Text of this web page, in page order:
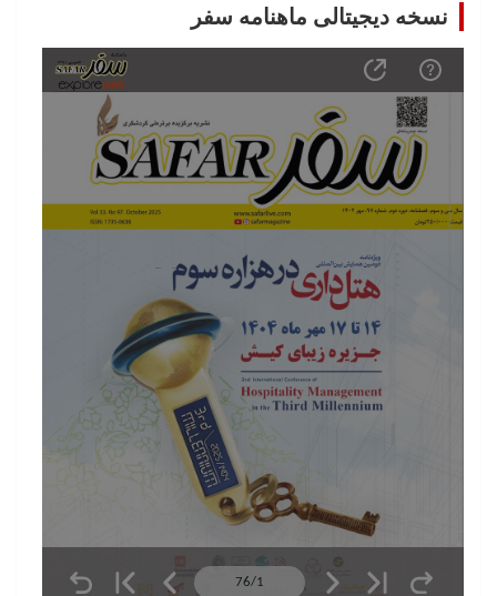
نسخه دیجیتالی ماهنامه سفر